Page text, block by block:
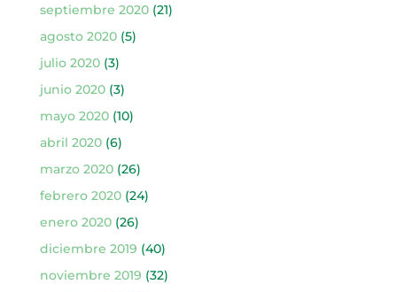
septiembre 2020(21)
agosto 2020(5)
julio 2020(3)
junio 2020(3)
mayo 2020(10)
abril 2020(6)
marzo 2020(26)
febrero 2020(24)
enero 2020(26)
diciembre 2019 (40)
noviembre 2019 (32)